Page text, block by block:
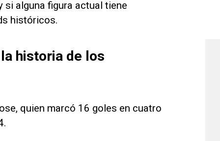
alguna figura actual tiene
históricos.
historia de los
quien marcó 16 goles en cuatro